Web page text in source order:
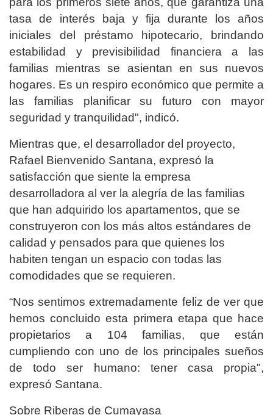
tasa de interés baja y fija durante los años
iniciales del préstamo hipotecario, brindando
estabilidad y previsibilidad financiera a las
familias mientras se asientan en sus nuevos
hogares. Es un respiro económico que permite a
las familias planificar su futuro con mayor
seguridad y tranquilidad", indicó.
Mientras que, el desarrollador del proyecto,
Rafael Bienvenido Santana, expresó la
satisfacción que siente la empresa
desarrolladora al ver la alegría de las familias
que han adquirido los apartamentos, que se
construyeron con los más altos estándares de
calidad y pensados para que quienes los
habiten tengan un espacio con todas las
comodidades que se requieren.
“Nos sentimos extremadamente feliz de ver que
hemos concluido esta primera etapa que hace
propietarios a 104 familias, que están
cumpliendo con uno de los principales sueños
de todo ser humano: tener casa propia",
expresó Santana.
Sobre Riberas de Cumayasa